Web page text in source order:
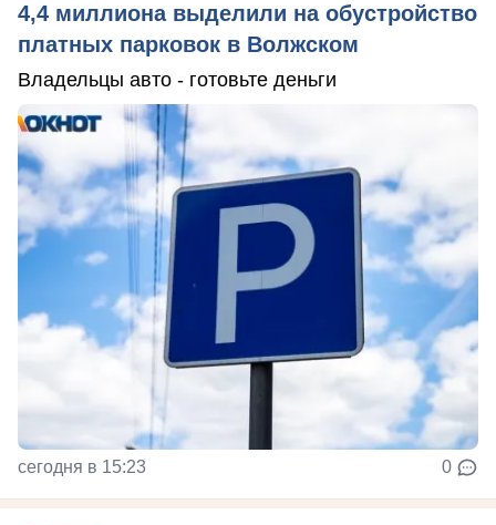
4,4 миллиона выделили на обустройство
платных парковок в Волжском
Владельцы авто - готовьте деньги
сегодня в 15:23 0